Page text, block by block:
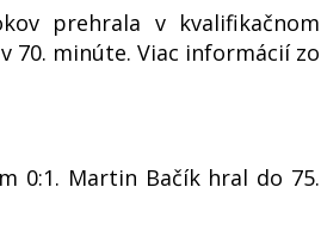
prehrala v kvalifikačnom
70. minúte. Viac informácií zo
0:1. Martin Bačík hral do 75.